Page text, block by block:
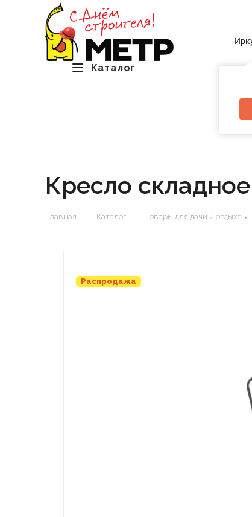
Каталог
Кресло
Главная — Каталог — Товары для дачи и отдыха
Распродажа